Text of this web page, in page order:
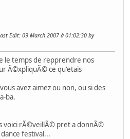
Edit: 09 March 2007 à 01:02:30 by
le temps de repprendre nos
Ã©xpliquÃ© ce qu'etais
avez aimez ou non, ou si des
ba.
voici rÃ©veillÃ© pret a donnÃ©
festival...